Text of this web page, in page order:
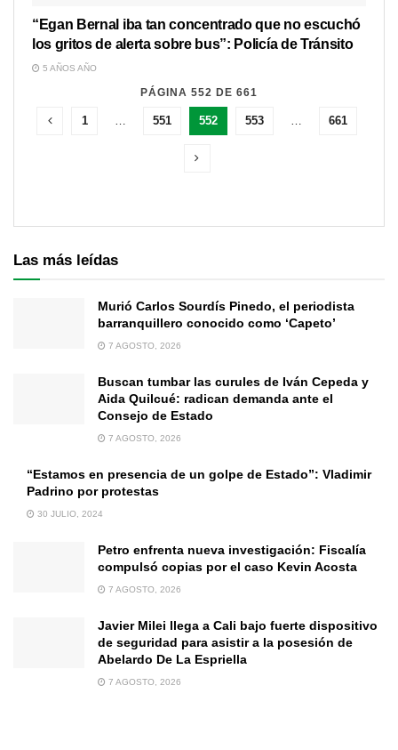
“Egan Bernal iba tan concentrado que no escuchó
los gritos de alerta sobre bus”: Policía de Tránsito
5 AÑOS AÑO
PÁGINA 552 DE 661
1 … 551 552 553 … 661
Las más leídas
Murió Carlos Sourdís Pinedo, el periodista
barranquillero conocido como ‘Capeto’
7 AGOSTO, 2026
Buscan tumbar las curules de Iván Cepeda y
Aida Quilcué: radican demanda ante el
Consejo de Estado
7 AGOSTO, 2026
“Estamos en presencia de un golpe de Estado”: Vladimir
Padrino por protestas
30 JULIO, 2024
Petro enfrenta nueva investigación: Fiscalía
compulsó copias por el caso Kevin Acosta
7 AGOSTO, 2026
Javier Milei llega a Cali bajo fuerte dispositivo
de seguridad para asistir a la posesión de
Abelardo De La Espriella
7 AGOSTO, 2026